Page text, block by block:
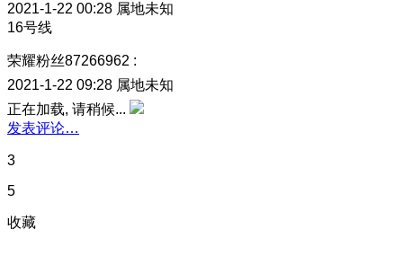
2021-1-22 00:28 属地未知
16号线
荣耀粉丝87266962 :
2021-1-22 09:28 属地未知
正在加载, 请稍候...
发表评论…
3
5
收藏